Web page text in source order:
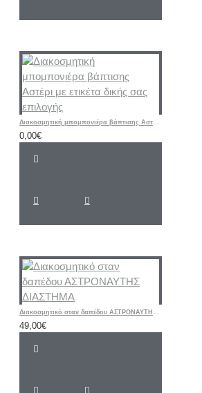
Διακοσμητική μπομπονιέρα βάπτισης Αστέρι με ετικέτα δικής σας επιλογής
0,00€
Διακοσμητικό σταν δαπέδου ΑΣΤΡΟΝΑΥΤΗΣ ΔΙΑΣΤΗΜΑ
49,00€